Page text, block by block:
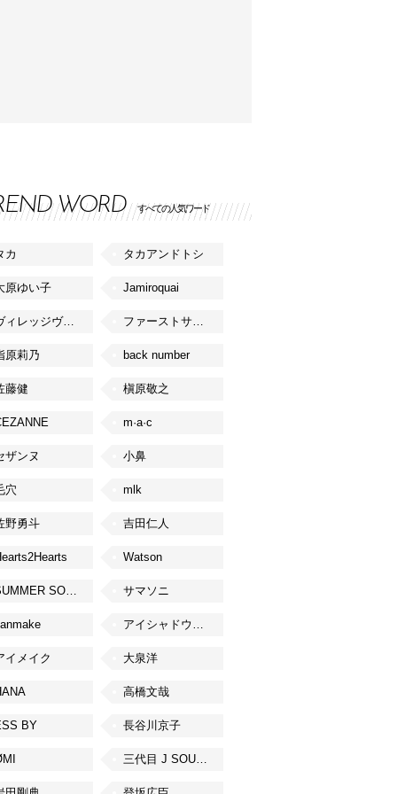
WORD すべての人気ワード
カ タカアンドトシ
原ゆい子 Jamiroquai
ヴィレッジヴァンガード ファーストサマーウイカ
原莉乃 back number
藤健 槇原敬之
m·a·c
ザンヌ 小鼻
穴 mlk
野勇斗 吉田仁人
Watson
SUMMER SONIC サマソニ
アイシャドウベース
イメイク 大泉洋
高橋文哉
BY 長谷川京子
三代目 J SOUL BROTHERS from EXILE TRIBE